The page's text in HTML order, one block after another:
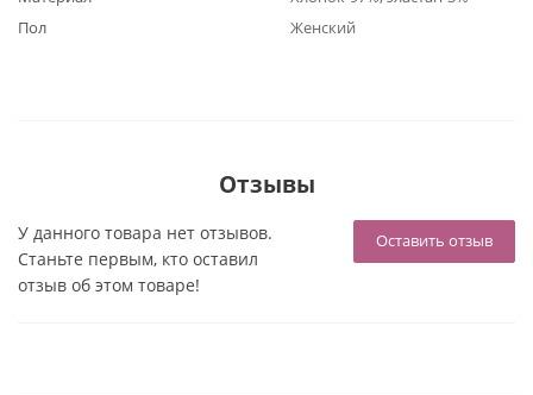
Пол
Женский
Отзывы
Оставить отзыв
У данного товара нет отзывов.
Станьте первым, кто оставил
отзыв об этом товаре!